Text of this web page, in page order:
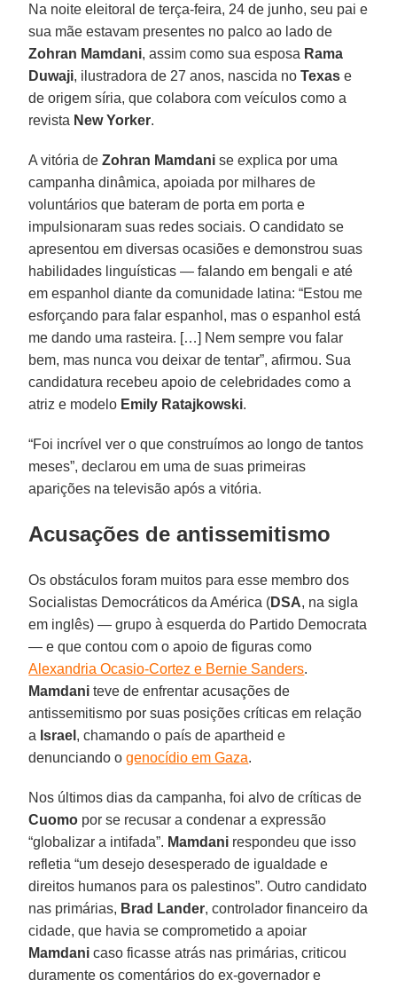
Na noite eleitoral de terça-feira, 24 de junho, seu pai e
sua mãe estavam presentes no palco ao lado de
Zohran Mamdani, assim como sua esposa Rama
Duwaji, ilustradora de 27 anos, nascida noTexas e
de origem síria, que colabora com veículos como a
revista New Yorker.
A vitória deZohran Mamdani se explica por uma
campanha dinâmica, apoiada por milhares de
voluntários que bateram de porta em porta e
impulsionaram suas redes sociais. O candidato se
apresentou em diversas ocasiões e demonstrou suas
habilidades linguísticas — falando em bengali e até
em espanhol diante da comunidade latina: “Estou me
esforçando para falar espanhol, mas o espanhol está
me dando uma rasteira. […] Nem sempre vou falar
bem, mas nunca vou deixar de tentar”, afirmou. Sua
candidatura recebeu apoio de celebridades como a
atriz e modelo Emily Ratajkowski.
“Foi incrível ver o que construímos ao longo de tantos
meses”, declarou em uma de suas primeiras
aparições na televisão após a vitória.
Acusações de antissemitismo
Os obstáculos foram muitos para esse membro dos
Socialistas Democráticos da América (DSA, na sigla
em inglês) — grupo à esquerda do Partido Democrata
— e que contou com o apoio de figuras como
Alexandria Ocasio-Cortez e Bernie Sanders.
Mamdani teve de enfrentar acusações de
antissemitismo por suas posições críticas em relação
a Israel , chamando o país de apartheid e
denunciando ogenocídio em Gaza.
Nos últimos dias da campanha, foi alvo de críticas de
Cuomo por se recusar a condenar a expressão
“globalizar a intifada”. Mamdani respondeu que isso
refletia “um desejo desesperado de igualdade e
direitos humanos para os palestinos”. Outro candidato
nas primárias, Brad Lander, controlador financeiro da
cidade, que havia se comprometido a apoiar
Mamdani caso ficasse atrás nas primárias, criticou
duramente os comentários do ex-governador e